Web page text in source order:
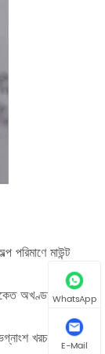
পরিমাণে মাউন্ট
অখণ্ডতা, শক্তি
খরচ করে৷
WhatsApp
E-Mail